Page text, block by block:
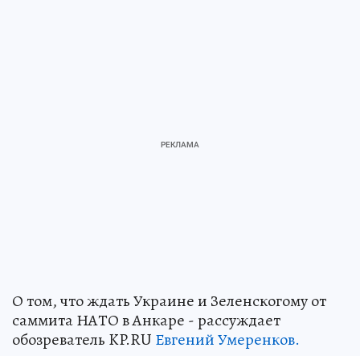
О том, что ждать Украине и Зеленскогому от
саммита НАТО в Анкаре - рассуждает
обозреватель KP.RU Евгений Умеренков.